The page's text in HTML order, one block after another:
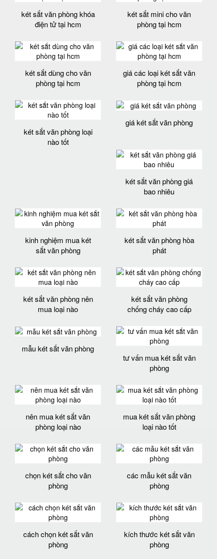
két sắt văn phòng khóa
điện tử tại hcm
két sắt mini cho văn
phòng tại hcm
két sắt dùng cho văn
phòng tại hcm
giá các loại két sắt văn
phòng tại hcm
két sắt văn phòng loại
nào tốt
giá két sắt văn phòng
két sắt văn phòng giá
bao nhiêu
kinh nghiệm mua két
sắt văn phòng
két sắt văn phòng hòa
phát
két sắt văn phòng nên
mua loại nào
két sắt văn phòng
chống cháy cao cấp
mẫu két sắt văn phòng
tư vấn mua két sắt văn
phòng
nên mua két sắt văn
phòng loại nào
mua két sắt văn phòng
loại nào tốt
chọn két sắt cho văn
phòng
các mẫu két sắt văn
phòng
cách chọn két sắt văn
phòng
kích thước két sắt văn
phòng